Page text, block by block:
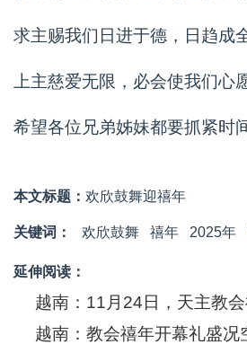
求主赐我们日进于德，日趋成
上主慈爱无限，必会使我们心
希望各位兄弟姊妹都要抓紧时
本文标题： 欢欣鼓舞迎禧年
关键词： 欢欣鼓舞 禧年 2025年
延伸阅读：
越南：11月24日，天主教
越南：教会禧年开幕礼盛况